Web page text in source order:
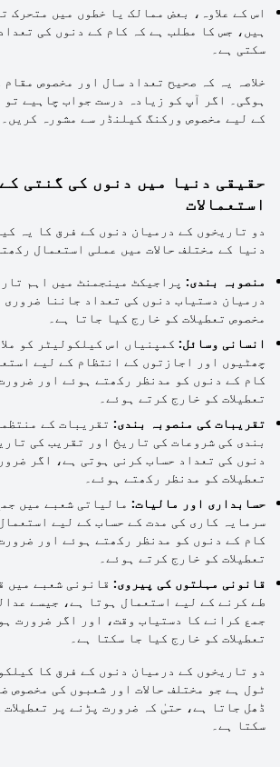
اس کے علاوہ، بعض ممالک یا خطوں میں متحرک
ہیں، جس کا مطلب ہے کہ کام کے دنوں کی
سکتی ہے۔
خلاصہ یہ کہ صحیح تعداد سال اور مخصوص
ہوگی۔ اگر آپ کو زیادہ درست جواب چاہیے تو
کے لیے مخصوص ورکنگ کیلنڈر سے مشورہ کریں۔
حقیقی دنیا میں دنوں کی گنتی
استعمالات
دو تاریخوں کے درمیان دنوں کے فرق کا یہ
دنیا کے مختلف حالات میں عملی استعمال
منصوبہ بندی: پراجیکٹ مینجمنٹ میں اہم
درمیان دستیاب دنوں کی تعداد جاننا ضروری
مخصوص تعطیلات کو خارج کیا جاتا ہے۔
انسانی وسائل: کمپنیاں اس کیلکولیٹر کو
چھٹیوں اور اجازتوں کے انتظام کے لیے
کام کے دنوں کو مدنظر رکھتے ہوئے اور
تعطیلات کو خارج کرتے ہوئے۔
تقریبات کی منصوبہ بندی: تقریبات کے
بندی کی شروعات کی تاریخ اور تقریب کی
دنوں کی تعداد حساب کرنی ہوتی ہے، اگر
تعطیلات کو مدنظر رکھتے ہوئے۔
حسابداری اور مالیات: مالیاتی شعبے میں
سرمایہ کاری کی مدت کے حساب کے لیے
کام کے دنوں کو مدنظر رکھتے ہوئے اور
تعطیلات کو خارج کرتے ہوئے۔
قانونی مہلتوں کی پیروی: قانونی شعبے میں
طے کرنے کے لیے استعمال ہوتا ہے، جیسے
جمع کرانے کا دستیاب وقت، اور اگر ضرورت
تعطیلات کو خارج کیا جا سکتا ہے۔
دو تاریخوں کے درمیان دنوں کے فرق کا
ٹول ہے جو مختلف حالات اور شعبوں کی مخصوص
ڈھل جاتا ہے، حتیٰ کہ ضرورت پڑنے پر تعطیلات
سکتا ہے۔